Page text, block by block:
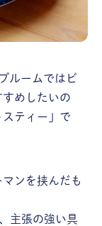
ルームではビ
めしたいの
ティー」で
ンを挟んだも
主張の強い具